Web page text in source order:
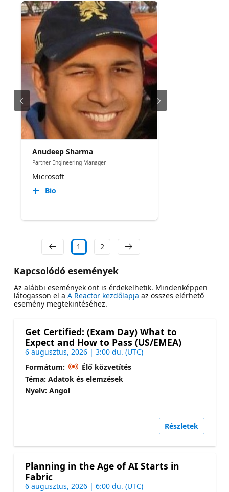
Anudeep Sharma
Partner Engineering Manager
Microsoft
Bio
1 2
Kapcsolódó események
Az alábbi események önt is érdekelhetik. Mindenképpen
látogasson el a A Reactor kezdőlapja az összes elérhető
esemény megtekintéséhez.
Get Certified: (Exam Day) What to
Expect and How to Pass (US/EMEA)
6 augusztus, 2026 | 3:00 du. (UTC)
Formátum:
Élő közvetítés
Téma: Adatok és elemzések
Nyelv: Angol
Részletek
Planning in the Age of AI Starts in
Fabric
6 augusztus, 2026 | 6:00 du. (UTC)